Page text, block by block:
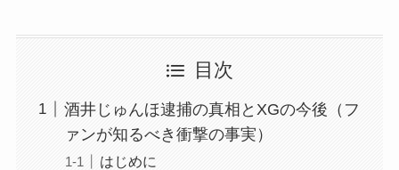
目次
酒井じゅんほ逮捕の真相とXGの今後（フ
ァンが知るべき衝撃の事実）
はじめに